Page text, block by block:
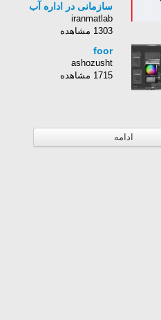
سازمانی در اداره آب
iranmatlab
1303 مشاهده
foor
ashozusht
1715 مشاهده
ادامه